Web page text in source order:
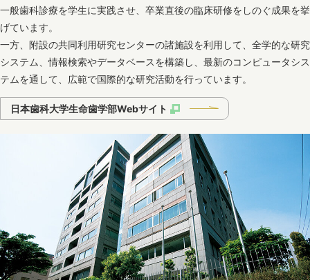
一般歯科診療を学生に実践させ、卒業直後の臨床研修をしのぐ成果を挙
げています。
一方、附設の共同利用研究センターの諸施設を利用して、全学的な研究
システム、情報検索やデータベースを構築し、最新のコンピュータシス
テムを通して、広範で国際的な研究活動を行っています。
日本歯科大学生命歯学部Webサイト